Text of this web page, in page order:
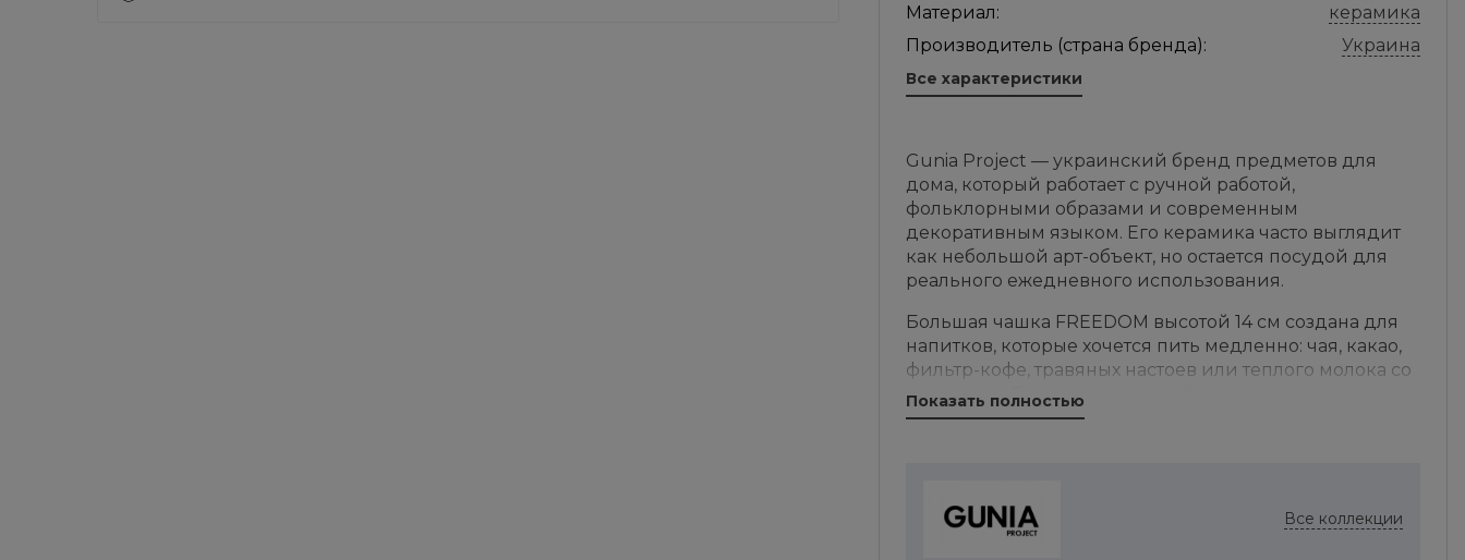
Материал:
керамика
Производитель (страна бренда):
Украина
Все характеристики
Gunia Project — украинский бренд предметов для
дома, который работает с ручной работой,
фольклорными образами и современным
декоративным языком. Его керамика часто выглядит
как небольшой арт-объект, но остается посудой для
реального ежедневного использования.
Большая чашка FREEDOM высотой 14 см создана для
напитков, которые хочется пить медленно: чая, какао,
фильтр-кофе, травяных настоев или теплого молока со
специями. Благодаря высокой форме чашка заметна
на столе и хорошо держит композицию рядом с
предмета. Это не нейтральная белая чашка, а вещь с
собственным настроением, которую можно
Показать полностью
Все коллекции